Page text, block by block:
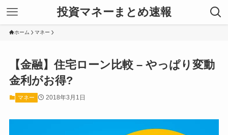
投資マネーまとめ速報
ホーム マネー
【金融】住宅ローン比較 – やっぱり変動
金利がお得?
マネー 2018年3月1日